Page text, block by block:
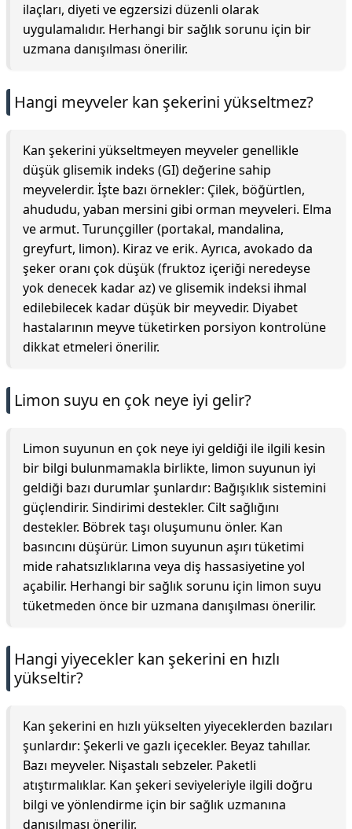
ilaçları, diyeti ve egzersizi düzenli olarak
uygulamalıdır. Herhangi bir sağlık sorunu için bir
uzmana danışılması önerilir.
Hangi meyveler kan şekerini yükseltmez?
Kan şekerini yükseltmeyen meyveler genellikle
düşük glisemik indeks (GI) değerine sahip
meyvelerdir. İşte bazı örnekler: Çilek, böğürtlen,
ahududu, yaban mersini gibi orman meyveleri. Elma
ve armut. Turunçgiller (portakal, mandalina,
greyfurt, limon). Kiraz ve erik. Ayrıca, avokado da
şeker oranı çok düşük (fruktoz içeriği neredeyse
yok denecek kadar az) ve glisemik indeksi ihmal
edilebilecek kadar düşük bir meyvedir. Diyabet
hastalarının meyve tüketirken porsiyon kontrolüne
dikkat etmeleri önerilir.
Limon suyu en çok neye iyi gelir?
Limon suyunun en çok neye iyi geldiği ile ilgili kesin
bir bilgi bulunmamakla birlikte, limon suyunun iyi
geldiği bazı durumlar şunlardır: Bağışıklık sistemini
güçlendirir. Sindirimi destekler. Cilt sağlığını
destekler. Böbrek taşı oluşumunu önler. Kan
basıncını düşürür. Limon suyunun aşırı tüketimi
mide rahatsızlıklarına veya diş hassasiyetine yol
açabilir. Herhangi bir sağlık sorunu için limon suyu
tüketmeden önce bir uzmana danışılması önerilir.
Hangi yiyecekler kan şekerini en hızlı
yükseltir?
Kan şekerini en hızlı yükselten yiyeceklerden bazıları
şunlardır: Şekerli ve gazlı içecekler. Beyaz tahıllar.
Bazı meyveler. Nişastalı sebzeler. Paketli
atıştırmalıklar. Kan şekeri seviyeleriyle ilgili doğru
bilgi ve yönlendirme için bir sağlık uzmanına
danışılması önerilir.